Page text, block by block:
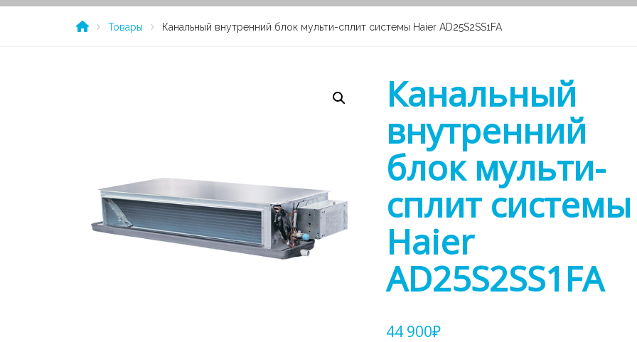
Товары Канальный внутренний блок мульти-сплит системы Haier AD25S2SS1FA
Канальный
внутренний
блок мульти-
сплит системы
Haier
AD25S2SS1FA
44 900₽